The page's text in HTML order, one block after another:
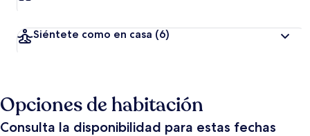
Siéntete como en casa (6)
Opciones de habitación
Consulta la disponibilidad para estas fechas